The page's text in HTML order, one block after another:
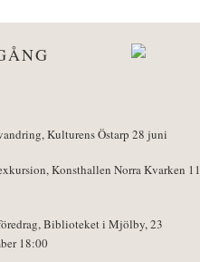
Kulturens Östarp 28 juni
Konsthallen Norra Kvarken 11
Biblioteket i Mjölby, 23
18:00